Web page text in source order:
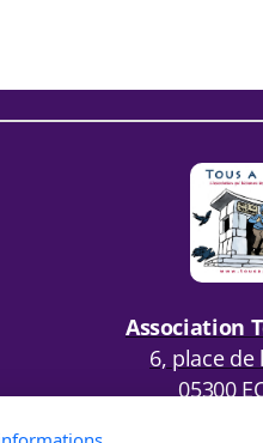
Association
6, place
05300